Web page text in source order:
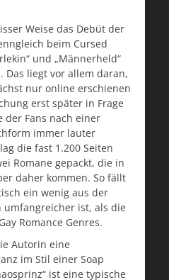
Weise das Debüt der
beim Cursed
und „Männerheld“
Das liegt vor allem daran,
nur online erschienen
erst später in Frage
der Fans nach einer
immer lauter
die fast 1.200 Seiten
Romane gepackt, die in
daher kommen. So fällt
ein wenig aus der
umfangreicher ist, als die
Romance Genres.
Autorin eine
im Stil einer Soap
ist eine typische